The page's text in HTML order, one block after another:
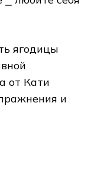
ягодицы
от Кати
и